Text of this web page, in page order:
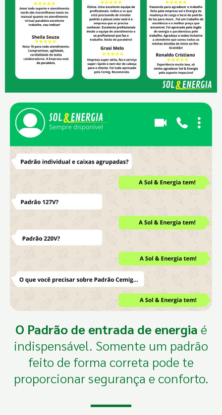
O Padrão de entrada de energia é
indispensável. Somente um padrão
feito de forma correta pode te
proporcionar segurança e conforto.